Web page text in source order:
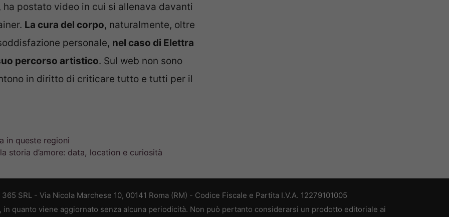
postato video in cui si allenava davanti
La cura del corpo, naturalmente, oltre
personale, nel caso di Elettra
percorso artistico. Sul web non sono
in diritto di criticare tutto e tutti per il
in queste regioni
storia d’amore: data, location e curiosità
SRL - Via Nicola Marchese 10, 00141 Roma (RM) - Codice Fiscale e Partita I.V.A. 12279101005
quanto viene aggiornato senza alcuna periodicità. Non può pertanto considerarsi un prodotto editoriale ai